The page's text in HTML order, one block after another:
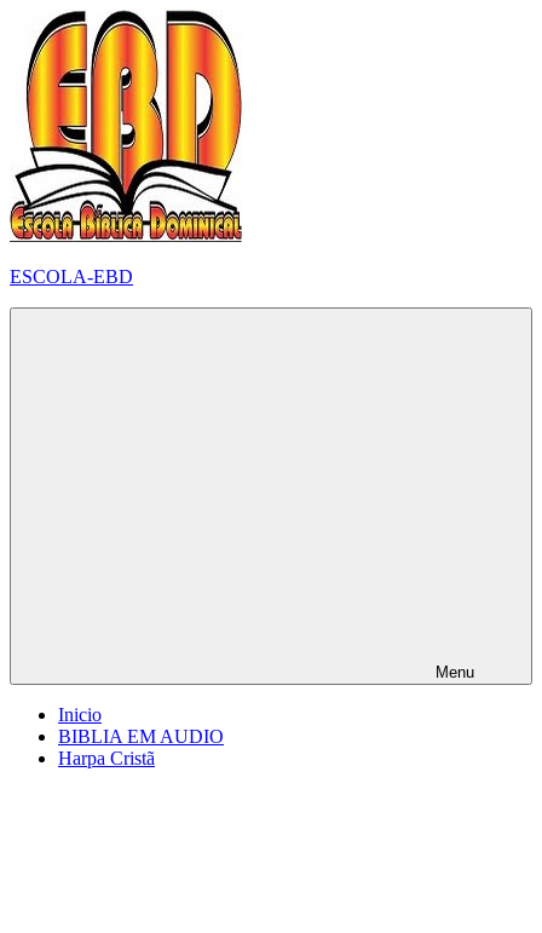
para
conteúdo
ESCOLA-EBD
Menu
Inicio
BIBLIA EM AUDIO
Harpa Cristã